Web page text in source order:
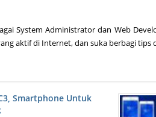
System Administrator dan Web
aktif di Internet, dan suka berbagi
Smartphone Untuk